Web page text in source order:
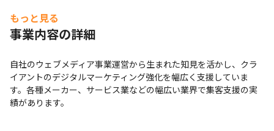
もっと見る
事業内容の詳細
自社のウェブメディア事業運営から生まれた知見を活かし、クラ
イアントのデジタルマーケティング強化を幅広く支援していま
す。各種メーカー、サービス業などの幅広い業界で集客支援の実
績があります。